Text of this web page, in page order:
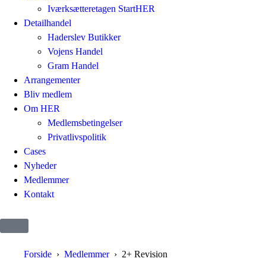
Iværksætteretagen StartHER
Detailhandel
Haderslev Butikker
Vojens Handel
Gram Handel
Arrangementer
Bliv medlem
Om HER
Medlemsbetingelser
Privatlivspolitik
Cases
Nyheder
Medlemmer
Kontakt
Forside Medlemmer 2+ Revision